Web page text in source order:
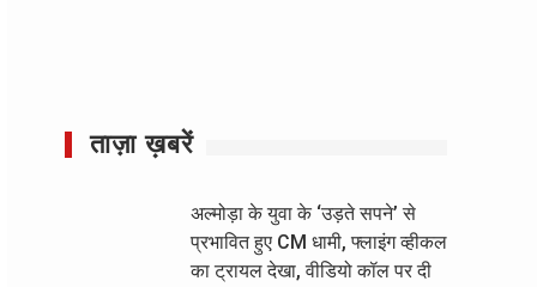
ताज़ा ख़बरें
अल्मोड़ा के युवा के ‘उड़ते सपने’ से
प्रभावित हुए CM धामी, फ्लाइंग व्हीकल
का ट्रायल देखा, वीडियो कॉल पर दी